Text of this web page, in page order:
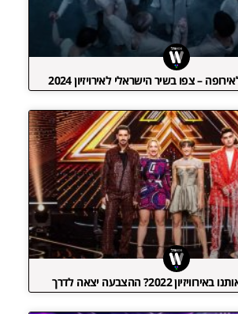
– צפו בשיר הישראלי לאירויזיון 2024
2022? ההצבעה יצאה לדרך